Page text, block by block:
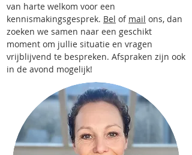
van harte welkom voor een
kennismakingsgesprek. Bel of mail ons, dan
zoeken we samen naar een geschikt
moment om jullie situatie en vragen
vrijblijvend te bespreken. Afspraken zijn ook
in de avond mogelijk!